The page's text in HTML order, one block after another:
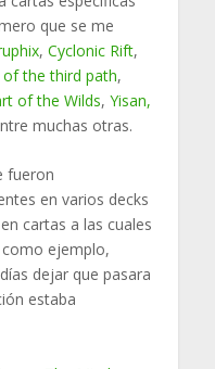
que se me
,Cyclonic Rift,
of the third path,
of the Wilds,Yisan,
muchas otras.
fueron
en varios decks
cartas a las cuales
ejemplo,
dejar que pasara
estaba